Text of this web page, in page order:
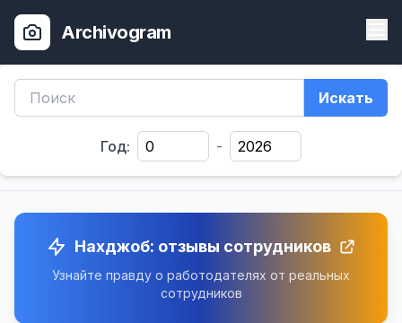
Archivogram
Искать
Год: -
Нахджоб: отзывы сотрудников
Узнайте правду о работодателях от реальных
сотрудников